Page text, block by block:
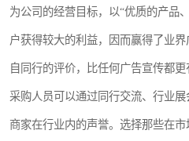
为公司的经营目标，以“优质的产品
户获得较大的利益，因而赢得了业
自同行的评价，比任何广告宣传都更
采购人员可以通过同行交流、行业
商家在行业内的声誉。选择那些在